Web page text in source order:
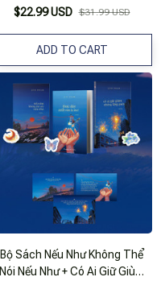
$22.99 USD $31.99 USD
ADD TO CART
Bộ Sách Nếu Như Không Thể
Nói Nếu Như + Có Ai Giữ Giùm